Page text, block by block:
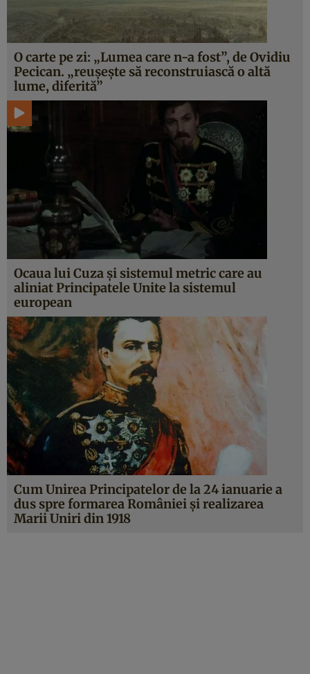
O carte pe zi: „Lumea care n-a fost”, de Ovidiu
Pecican. „reuşeşte să reconstruiască o altă
lume, diferită”
Ocaua lui Cuza şi sistemul metric care au
aliniat Principatele Unite la sistemul
european
Cum Unirea Principatelor de la 24 ianuarie a
dus spre formarea României şi realizarea
Marii Uniri din 1918